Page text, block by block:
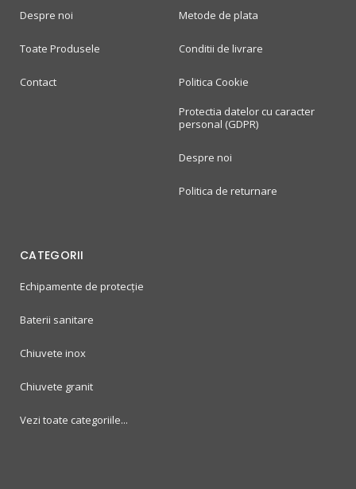
Despre noi
Toate Produsele
Contact
Metode de plata
Conditii de livrare
Politica Cookie
Protectia datelor cu caracter
personal (GDPR)
Despre noi
Politica de returnare
CATEGORII
Echipamente de protecție
Baterii sanitare
Chiuvete inox
Chiuvete granit
Vezi toate categoriile...